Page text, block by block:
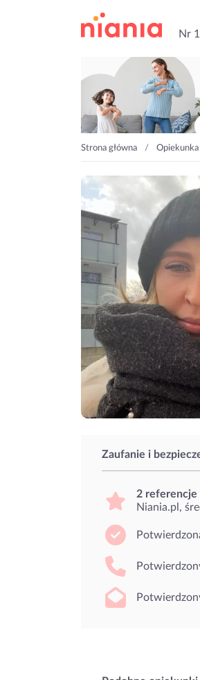
Nr
Strona główna Opiekunka
Zaufanie i
2 referencje
Niania.pl,